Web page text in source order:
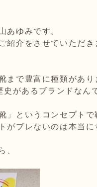
あゆみです。
紹介をさせていただき
まで豊富に種類があり
史があるブランドな
」というコンセプト
がブレないのは本当
、